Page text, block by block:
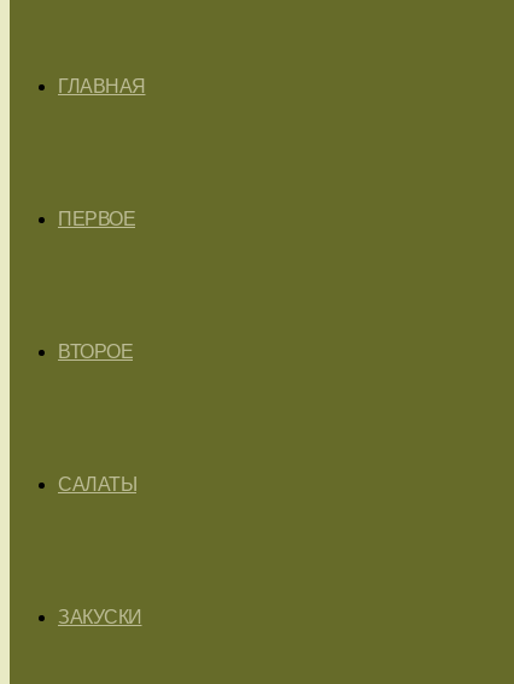
ГЛАВНАЯ
ПЕРВОЕ
ВТОРОЕ
САЛАТЫ
ЗАКУСКИ